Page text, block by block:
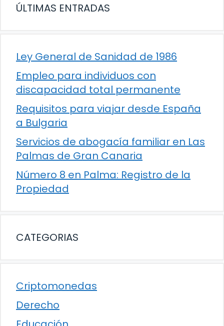
ÚLTIMAS ENTRADAS
Ley General de Sanidad de 1986
Empleo para individuos con
discapacidad total permanente
Requisitos para viajar desde España
a Bulgaria
Servicios de abogacía familiar en Las
Palmas de Gran Canaria
Número 8 en Palma: Registro de la
Propiedad
CATEGORIAS
Criptomonedas
Derecho